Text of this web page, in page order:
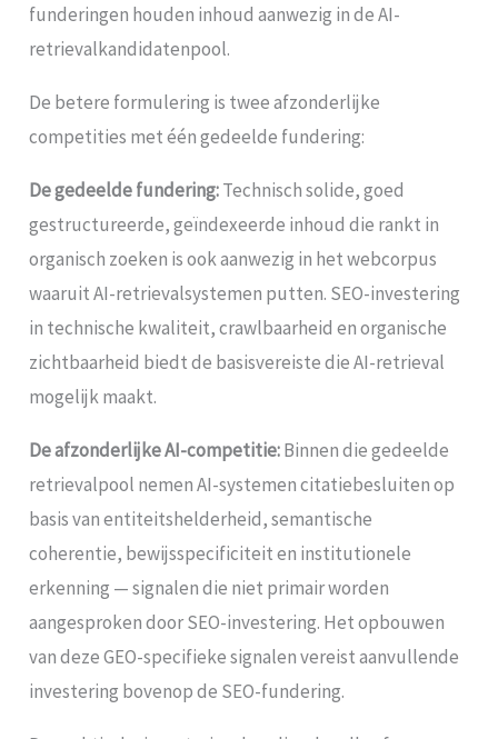
funderingen houden inhoud aanwezig in de AI-
retrievalkandidatenpool.
De betere formulering is twee afzonderlijke
competities met één gedeelde fundering:
De gedeelde fundering:Technisch solide, goed
gestructureerde, geïndexeerde inhoud die rankt in
organisch zoeken is ook aanwezig in het webcorpus
waaruit AI-retrievalsystemen putten. SEO-investering
in technische kwaliteit, crawlbaarheid en organische
zichtbaarheid biedt de basisvereiste die AI-retrieval
mogelijk maakt.
De afzonderlijke AI-competitie:Binnen die gedeelde
retrievalpool nemen AI-systemen citatiebesluiten op
basis van entiteitshelderheid, semantische
coherentie, bewijsspecificiteit en institutionele
erkenning — signalen die niet primair worden
aangesproken door SEO-investering. Het opbouwen
van deze GEO-specifieke signalen vereist aanvullende
investering bovenop de SEO-fundering.